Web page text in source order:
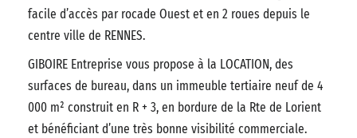
facile d’accès par rocade Ouest et en 2 roues depuis le
centre ville de RENNES.
GIBOIRE Entreprise vous propose à la LOCATION, des
surfaces de bureau, dans un immeuble tertiaire neuf de 4
000 m² construit en R + 3, en bordure de la Rte de Lorient
et bénéficiant d’une très bonne visibilité commerciale.